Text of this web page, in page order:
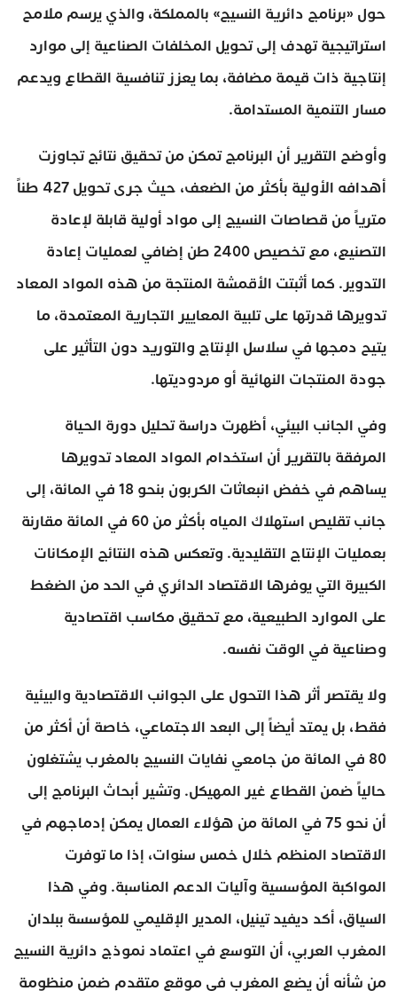
حول «برنامج دائرية النسيج» بالمملكة، والذي يرسم ملامح
استراتيجية تهدف إلى تحويل المخلفات الصناعية إلى موارد
إنتاجية ذات قيمة مضافة، بما يعزز تنافسية القطاع ويدعم
مسار التنمية المستدامة.
وأوضح التقرير أن البرنامج تمكن من تحقيق نتائج تجاوزت
أهدافه الأولية بأكثر من الضعف، حيث جرى تحويل 427 طناً
مترياً من قصاصات النسيج إلى مواد أولية قابلة لإعادة
التصنيع، مع تخصيص 2400 طن إضافي لعمليات إعادة
التدوير. كما أثبتت الأقمشة المنتجة من هذه المواد المعاد
تدويرها قدرتها على تلبية المعايير التجارية المعتمدة، ما
يتيح دمجها في سلاسل الإنتاج والتوريد دون التأثير على
جودة المنتجات النهائية أو مردوديتها.
وفي الجانب البيئي، أظهرت دراسة تحليل دورة الحياة
المرفقة بالتقرير أن استخدام المواد المعاد تدويرها
يساهم في خفض انبعاثات الكربون بنحو 18 في المائة، إلى
جانب تقليص استهلاك المياه بأكثر من 60 في المائة مقارنة
بعمليات الإنتاج التقليدية. وتعكس هذه النتائج الإمكانات
الكبيرة التي يوفرها الاقتصاد الدائري في الحد من الضغط
على الموارد الطبيعية، مع تحقيق مكاسب اقتصادية
وصناعية في الوقت نفسه.
ولا يقتصر أثر هذا التحول على الجوانب الاقتصادية والبيئية
فقط، بل يمتد أيضاً إلى البعد الاجتماعي، خاصة أن أكثر من
80 في المائة من جامعي نفايات النسيج بالمغرب يشتغلون
حالياً ضمن القطاع غير المهيكل. وتشير أبحاث البرنامج إلى
أن نحو 75 في المائة من هؤلاء العمال يمكن إدماجهم في
الاقتصاد المنظم خلال خمس سنوات، إذا ما توفرت
المواكبة المؤسسية وآليات الدعم المناسبة. وفي هذا
السياق، أكد ديفيد تينيل، المدير الإقليمي للمؤسسة ببلدان
المغرب العربي، أن التوسع في اعتماد نموذج دائرية النسيج
من شأنه أن يضع المغرب في موقع متقدم ضمن منظومة